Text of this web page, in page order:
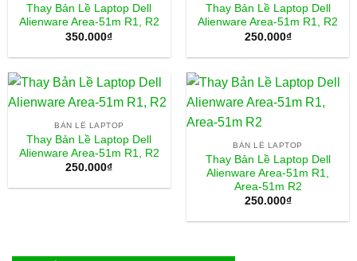
Thay Bản Lề Laptop Dell
Alienware Area-51m R1, R2
350.000₫
Thay Bản Lề Laptop Dell
Alienware Area-51m R1, R2
250.000₫
BẢN LỀ LAPTOP
Thay Bản Lề Laptop Dell
Alienware Area-51m R1, R2
250.000₫
BẢN LỀ LAPTOP
Thay Bản Lề Laptop Dell
Alienware Area-51m R1,
Area-51m R2
250.000₫